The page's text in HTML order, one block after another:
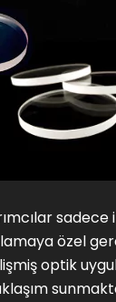
özel
optik